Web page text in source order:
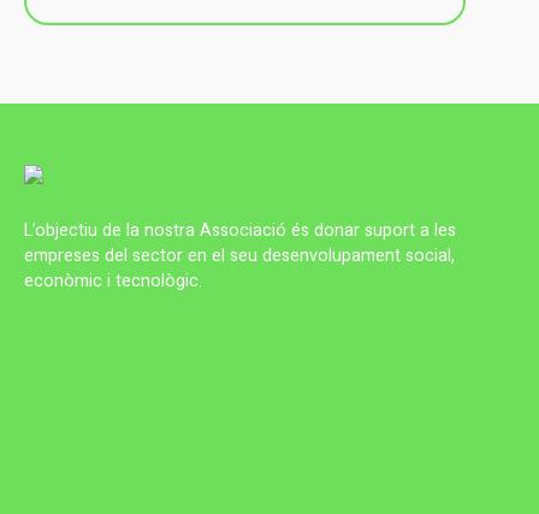
L’objectiu de la nostra Associació és donar suport a les
empreses del sector en el seu desenvolupament social,
econòmic i tecnològic.